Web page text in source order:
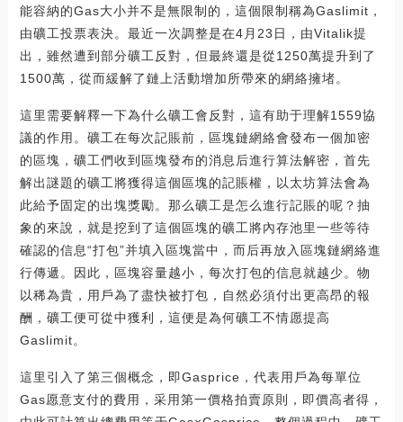
能容納的Gas大小并不是無限制的，這個限制稱為Gaslimit，
由礦工投票表決。最近一次調整是在4月23日，由Vitalik提
出，雖然遭到部分礦工反對，但最終還是從1250萬提升到了
1500萬，從而緩解了鏈上活動增加所帶來的網絡擁堵。
這里需要解釋一下為什么礦工會反對，這有助于理解1559協
議的作用。礦工在每次記賬前，區塊鏈網絡會發布一個加密
的區塊，礦工們收到區塊發布的消息后進行算法解密，首先
解出謎題的礦工將獲得這個區塊的記賬權，以太坊算法會為
此給予固定的出塊獎勵。那么礦工是怎么進行記賬的呢？抽
象的來說，就是挖到了這個區塊的礦工將內存池里一些等待
確認的信息“打包”并填入區塊當中，而后再放入區塊鏈網絡進
行傳遞。因此，區塊容量越小，每次打包的信息就越少。物
以稀為貴，用戶為了盡快被打包，自然必須付出更高昂的報
酬，礦工便可從中獲利，這便是為何礦工不情愿提高
Gaslimit。
這里引入了第三個概念，即Gasprice，代表用戶為每單位
Gas愿意支付的費用，采用第一價格拍賣原則，即價高者得，